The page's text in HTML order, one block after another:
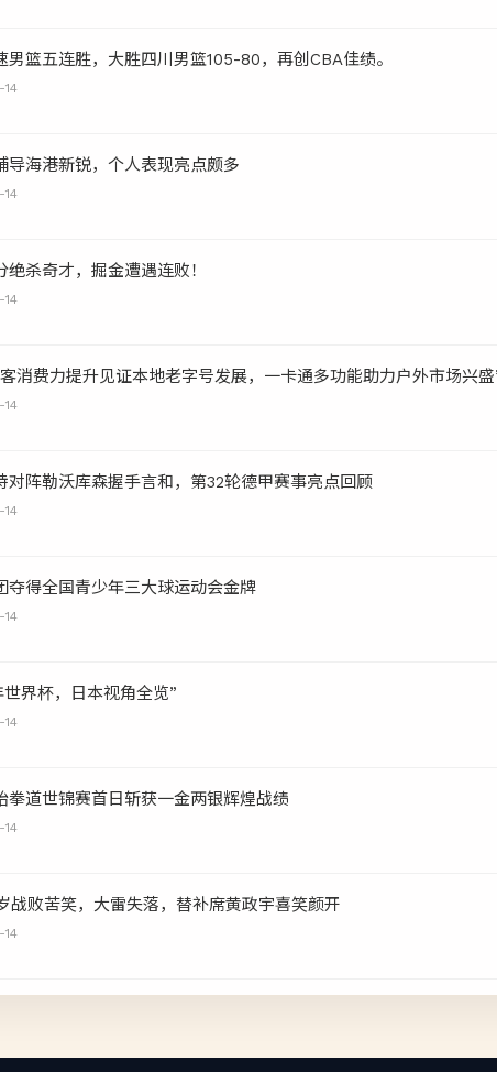
男篮五连胜，大胜四川男篮105-80，再创CBA佳绩。
导海港新锐，个人表现亮点颇多
绝杀奇才，掘金遭遇连败！
消费力提升见证本地老字号发展，一卡通多功能助力户外市场兴盛
对阵勒沃库森握手言和，第32轮德甲赛事亮点回顾
夺得全国青少年三大球运动会金牌
世界杯，日本视角全览”
拳道世锦赛首日斩获一金两银辉煌战绩
战败苦笑，大雷失落，替补席黄政宇喜笑颜开